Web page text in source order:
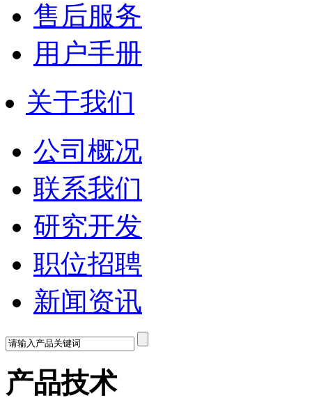
售后服务
用户手册
关于我们
公司概况
联系我们
研究开发
职位招聘
新闻资讯
产品技术